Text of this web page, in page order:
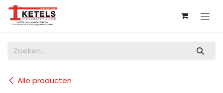
Overslaan naar inhoud
Alle producten